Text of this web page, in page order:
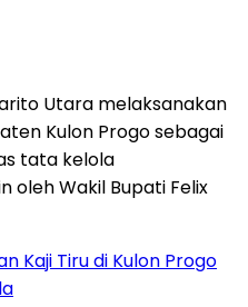
Kaji Tiru di Kulon Progo